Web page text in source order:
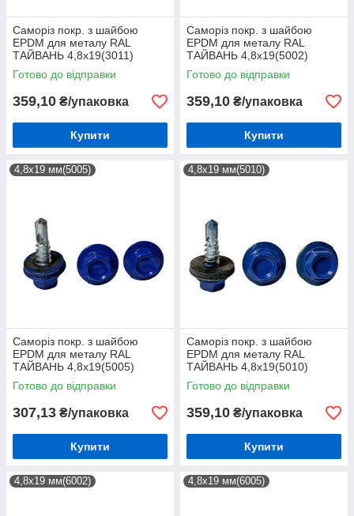
Саморіз покр. з шайбою
EPDM для металу RAL
ТАЙВАНЬ 4,8х19(3011)
(250шт)
Готово до відправки
359,10 ₴/упаковка
Купити
Саморіз покр. з шайбою
EPDM для металу RAL
ТАЙВАНЬ 4,8х19(5002)
(250шт)
Готово до відправки
359,10 ₴/упаковка
Купити
4,8х19 мм(5005)
Саморіз покр. з шайбою
EPDM для металу RAL
ТАЙВАНЬ 4,8х19(5005)
(250шт)
Готово до відправки
307,13 ₴/упаковка
Купити
4,8х19 мм(5010)
Саморіз покр. з шайбою
EPDM для металу RAL
ТАЙВАНЬ 4,8х19(5010)
(250шт)
Готово до відправки
359,10 ₴/упаковка
Купити
4,8х19 мм(6002) 4,8х19 мм(6005)